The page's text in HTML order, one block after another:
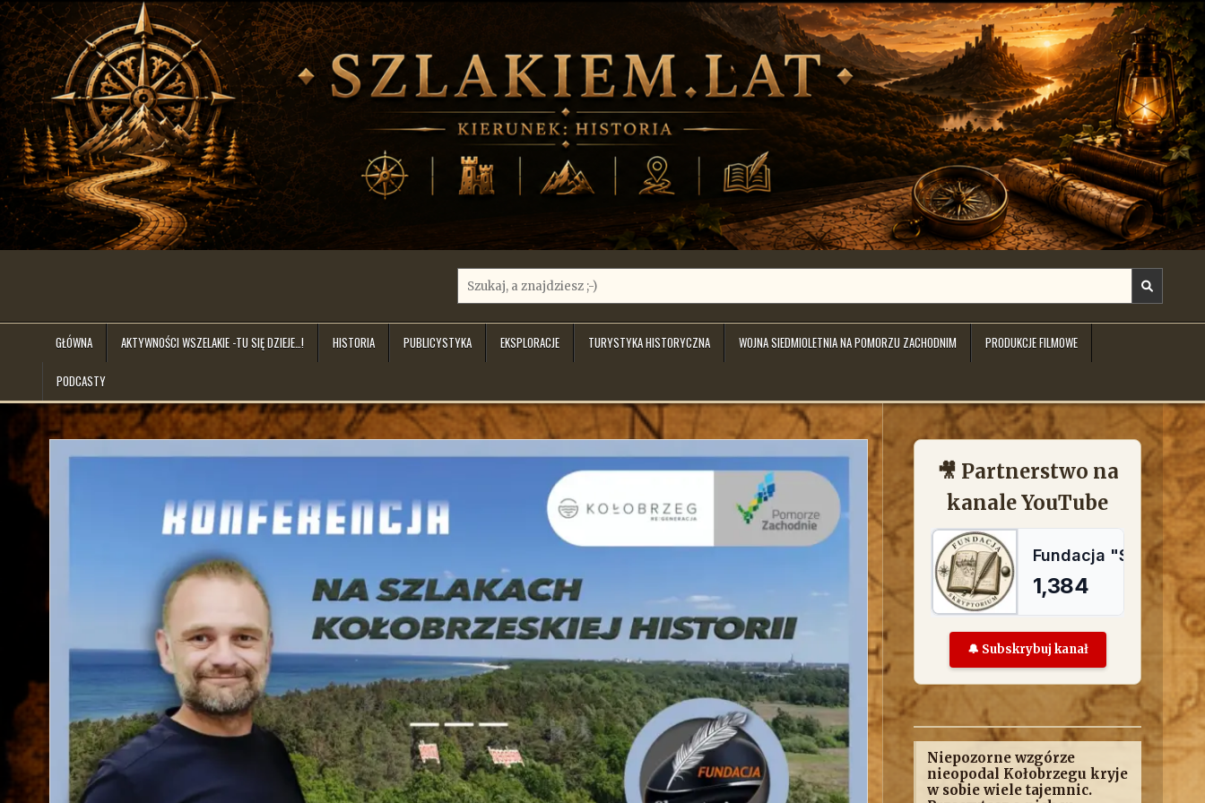
Skip
content
for:
GŁÓWNA AKTYWNOŚCI WSZELAKIE -TU SIĘ DZIEJE…! HISTORIA PUBLICYSTYKA EKSPLORACJE TURYSTYKA HISTORYCZNA WOJNA SIEDMIOLETNIA NA POMORZU ZACHODNIM PRODUKCJE FILMOWE
PODCASTY
🎥 Partnerstwo na
kanale YouTube
🔔 Subskrybuj kanał
Niepozorne wzgórze
nieopodal Kołobrzegu kryje
w sobie wiele tajemnic.